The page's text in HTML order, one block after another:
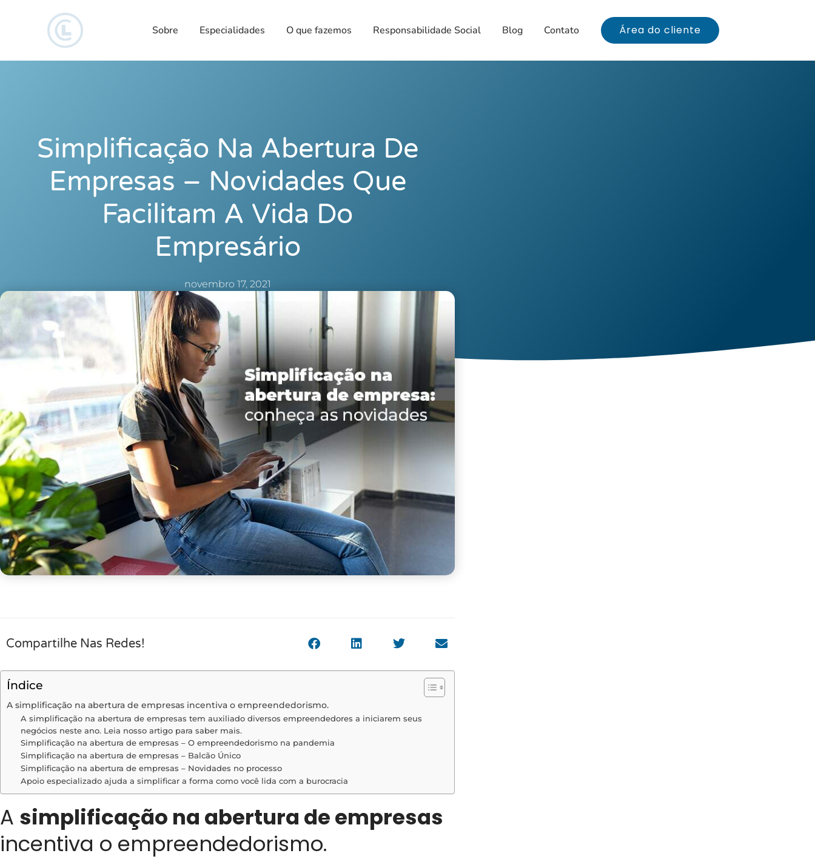
Sobre Especialidades O que fazemos Responsabilidade Social Blog Contato Área do cliente
Simplificação Na Abertura De
Empresas – Novidades Que
Facilitam A Vida Do
Empresário
novembro 17, 2021
Compartilhe Nas Redes!
Índice
A simplificação na abertura de empresas incentiva o empreendedorismo.
A simplificação na abertura de empresas tem auxiliado diversos empreendedores a iniciarem seus
negócios neste ano. Leia nosso artigo para saber mais.
Simplificação na abertura de empresas – O empreendedorismo na pandemia
Simplificação na abertura de empresas – Balcão Único
Simplificação na abertura de empresas – Novidades no processo
Apoio especializado ajuda a simplificar a forma como você lida com a burocracia
A simplificação na abertura de empresas
incentiva o empreendedorismo.